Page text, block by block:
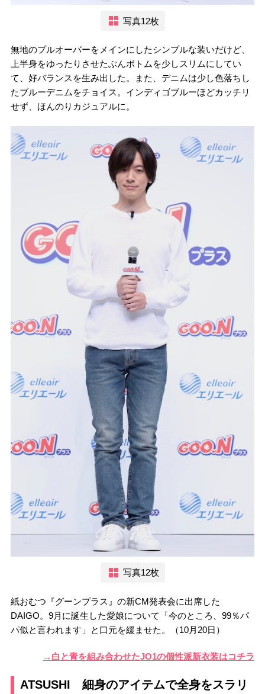
写真12枚
無地のプルオーバーをメインにしたシンプルな装いだけど、
上半身をゆったりさせたぶんボトムを少しスリムにしてい
て、好バランスを生み出した。また、デニムは少し色落ちし
たブルーデニムをチョイス。インディゴブルーほどカッチリ
せず、ほんのりカジュアルに。
写真12枚
紙おむつ『グーンプラス』の新CM発表会に出席した
DAIGO。9月に誕生した愛娘について「今のところ、99％パ
パ似と言われます」と口元を緩ませた。（10月20日）
→白と青を組み合わせたJO1の個性派新衣装はコチラ
ATSUSHI 細身のアイテムで全身をスラリ